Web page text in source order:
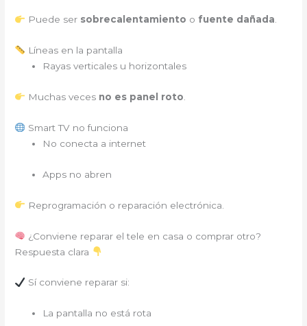
Puede ser sobrecalentamiento o fuente dañada.
Líneas en la pantalla
Rayas verticales u horizontales
Muchas veces no es panel roto
Smart TV no funciona
No conecta a internet
Apps no abren
Reprogramación o reparación electrónica.
¿Conviene reparar el tele en casa o comprar otro?
Respuesta clara
Sí conviene reparar si:
La pantalla no está rota